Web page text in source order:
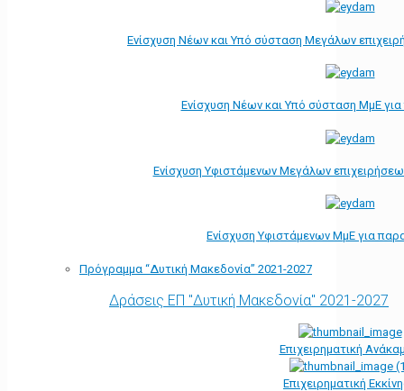
Ενίσχυση Νέων και Υπό σύσταση Μεγάλων
Ενίσχυση Νέων και Υπό σύσταση ΜμΕ
Ενίσχυση Υφιστάμενων Μεγάλων
Ενίσχυση Υφιστάμενων ΜμΕ για
Πρόγραμμα “Δυτική Μακεδονία” 2021-2027
Δράσεις ΕΠ "Δυτική Μακεδονία" 2021-2027
Επιχειρηματική
Επιχειρηματική